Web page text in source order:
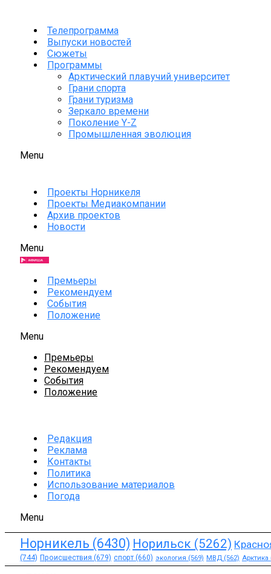
Телепрограмма
Выпуски новостей
Сюжеты
Программы
Арктический плавучий университет
Грани спорта
Грани туризма
Зеркало времени
Поколение Y-Z
Промышленная эволюция
Menu
Проекты Норникеля
Проекты Медиакомпании
Архив проектов
Новости
Menu
Премьеры
Рекомендуем
События
Положение
Menu
Премьеры
Рекомендуем
События
Положение
Редакция
Реклама
Контакты
Политика
Использование материалов
Погода
Menu
Норникель (6430) Норильск (5262)
(744) Происшествия (679) спорт (660) экология (569) МВД (562) Арктика